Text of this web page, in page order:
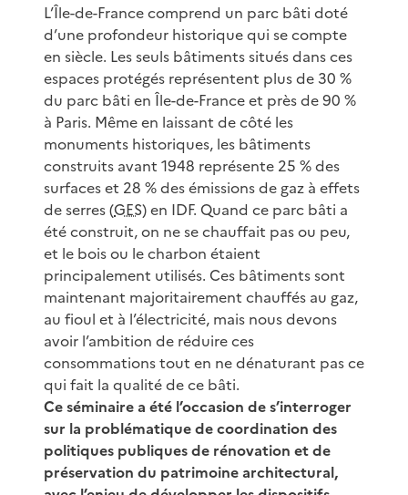
L’Île-de-France comprend un parc bâti doté
d’une profondeur historique qui se compte
en siècle. Les seuls bâtiments situés dans ces
espaces protégés représentent plus de 30 %
du parc bâti en Île-de-France et près de 90 %
à Paris. Même en laissant de côté les
monuments historiques, les bâtiments
construits avant 1948 représente 25 % des
surfaces et 28 % des émissions de gaz à effets
de serres (GES) en IDF. Quand ce parc bâti a
été construit, on ne se chauffait pas ou peu,
et le bois ou le charbon étaient
principalement utilisés. Ces bâtiments sont
maintenant majoritairement chauffés au gaz,
au fioul et à l’électricité, mais nous devons
avoir l’ambition de réduire ces
consommations tout en ne dénaturant pas ce
qui fait la qualité de ce bâti.
Ce séminaire a été l’occasion de s’interroger
sur la problématique de coordination des
politiques publiques de rénovation et de
préservation du patrimoine architectural,